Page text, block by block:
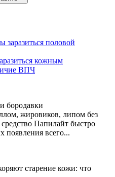
заразиться половой
кожным
ВПЧ
бородавки
жировиков, липом без
Папилайт быстро
появления всего...